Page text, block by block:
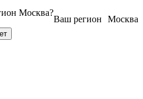
Москва
Ваш регион
Москва?